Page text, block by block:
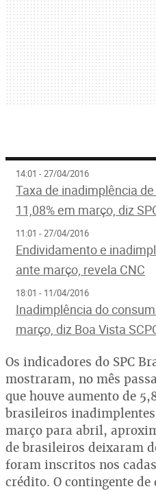
14:01 - 27/04/2016
Taxa de inadimplência
11,08% em março, diz
11:01 - 27/04/2016
Endividamento e
ante março, revela CNC
18:01 - 11/04/2016
Inadimplência do
março, diz Boa Vista
Os indicadores do SPC
mostraram, no mês
que houve aumento de
brasileiros
março para abril,
de brasileiros deixaram
foram inscritos nos
crédito. O contingente de